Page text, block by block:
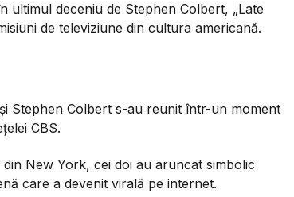
ultimul deceniu de Stephen Colbert, „Late
de televiziune din cultura americană.
Stephen Colbert s-au reunit într-un moment
CBS.
New York, cei doi au aruncat simbolic
care a devenit virală pe internet.